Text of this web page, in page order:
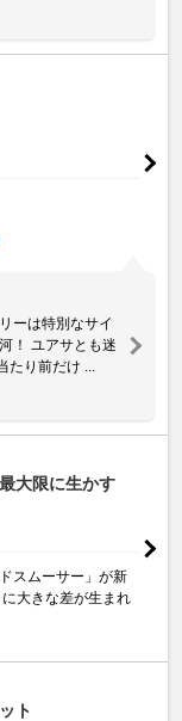
ーは特別なサイ
！ ユアサとも迷
り前だけ ...
大限に生かす
スムーサー」が新
大きな差が生まれ
ト